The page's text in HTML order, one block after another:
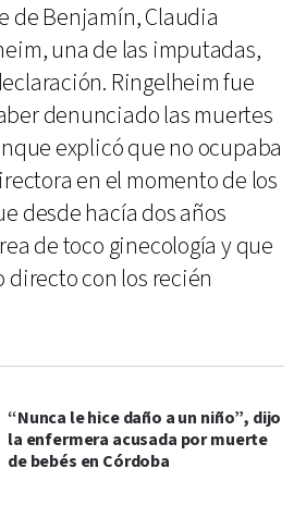
de Benjamín, Claudia
una de las imputadas,
Ringelheim fue
denunciado las muertes
explicó que no ocupaba
en el momento de los
desde hacía dos años
de toco ginecología y que
con los recién
“Nunca le hice daño a un niño”, dijo
la enfermera acusada por muerte
de bebés en Córdoba